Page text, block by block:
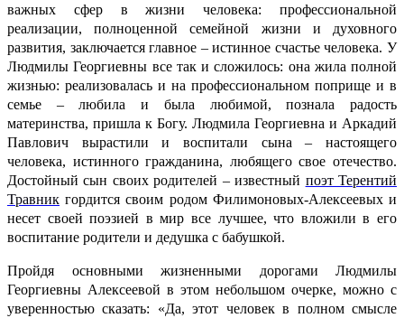
важных сфер в жизни человека: профессиональной
реализации, полноценной семейной жизни и духовного
развития, заключается главное – истинное счастье человека. У
Людмилы Георгиевны все так и сложилось: она жила полной
жизнью: реализовалась и на профессиональном поприще и в
семье – любила и была любимой, познала радость
материнства, пришла к Богу. Людмила Георгиевна и Аркадий
Павлович вырастили и воспитали сына – настоящего
человека, истинного гражданина, любящего свое отечество.
Достойный сын своих родителей – известный поэт Терентий
Травник гордится своим родом Филимоновых-Алексеевых и
несет своей поэзией в мир все лучшее, что вложили в его
воспитание родители и дедушка с бабушкой.
Пройдя основными жизненными дорогами Людмилы
Георгиевны Алексеевой в этом небольшом очерке, можно с
уверенностью сказать: «Да, этот человек в полном смысле